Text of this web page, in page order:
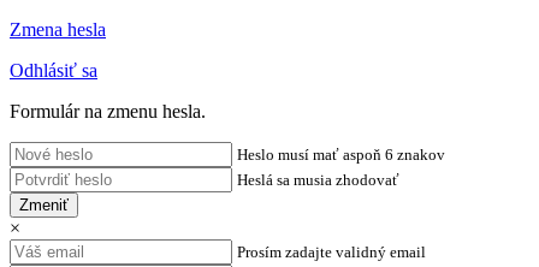
Zmena hesla
Odhlásiť sa
Formulár na zmenu hesla.
Heslo musí mať aspoň 6 znakov
Heslá sa musia zhodovať
Zmeniť
×
Prosím zadajte validný email